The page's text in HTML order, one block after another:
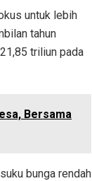
untuk lebih
tahun
triliun pada
Bersama
bunga rendah